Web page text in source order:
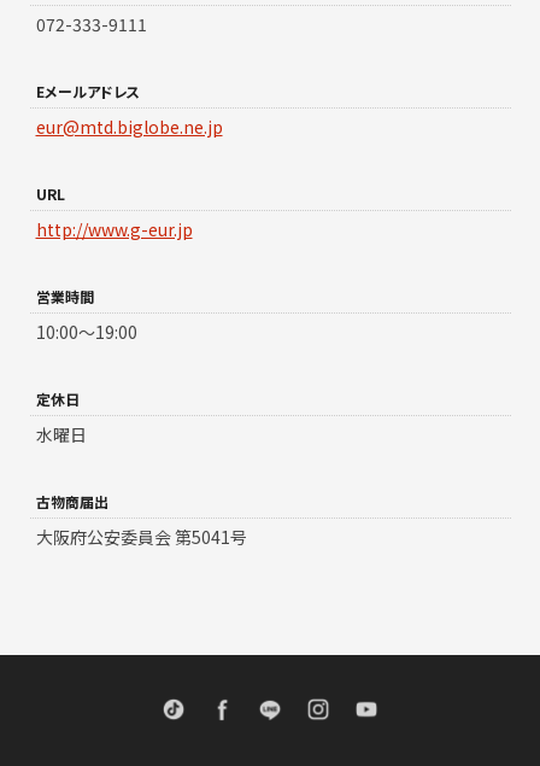
072-333-9111
Eメールアドレス
eur@mtd.biglobe.ne.jp
URL
http://www.g-eur.jp
営業時間
10:00～19:00
定休日
水曜日
古物商届出
大阪府公安委員会 第5041号
TikTok FacebookLINE